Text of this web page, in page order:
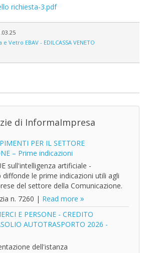
richiesta-3.pdf
e Vetro EBAV - EDILCASSA VENETO
di InformaImpresa
PER IL SETTORE
– Prime indicazioni
sull'intelligenza artificiale -
le prime indicazioni utili agli
del settore della Comunicazione.
n. 7260 | Read more
E PERSONE - CREDITO
AUTOTRASPORTO 2026 -
dell'istanza